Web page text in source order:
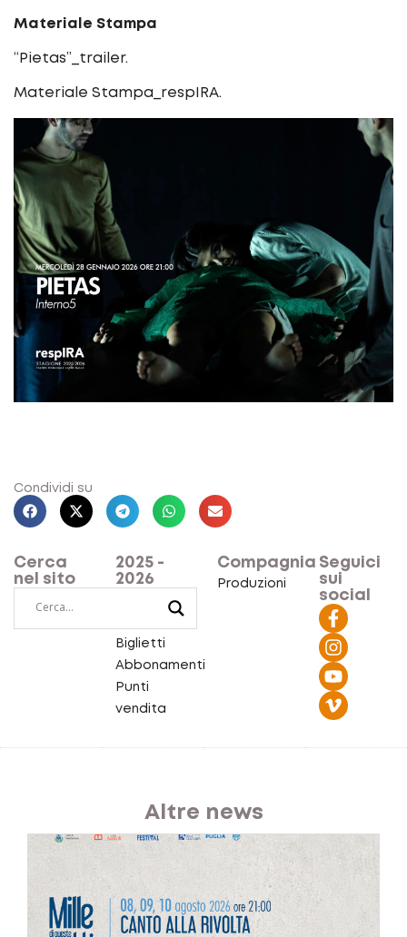
Materiale Stampa
“Pietas”_trailer.
Materiale Stampa_respIRA.
Condividi su
Cerca
nel sito
2025 -
2026
Calendario
Biglietti
Abbonamenti
Punti
vendita
Compagnia
Produzioni
Seguici
sui
social
Altre news